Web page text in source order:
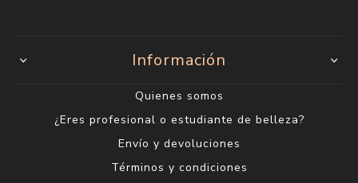
Información
Quienes somos
¿Eres profesional o estudiante de belleza?
Envío y devoluciones
Términos y condiciones